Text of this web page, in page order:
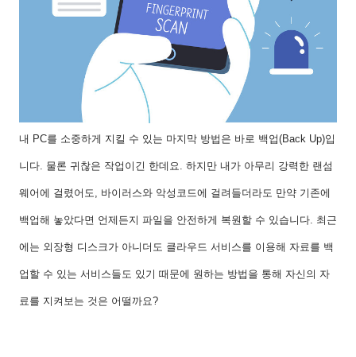
내 PC를 소중하게 지킬 수 있는 마지막 방법은 바로 백업(Back Up)입
니다. 물론 귀찮은 작업이긴 한데요. 하지만 내가 아무리 강력한 랜섬
웨어에 걸렸어도, 바이러스와 악성코드에 걸려들더라도 만약 기존에
백업해 놓았다면 언제든지 파일을 안전하게 복원할 수 있습니다. 최근
에는 외장형 디스크가 아니더도 클라우드 서비스를 이용해 자료를 백
업할 수 있는 서비스들도 있기 때문에 원하는 방법을 통해 자신의 자
료를 지켜보는 것은 어떨까요?